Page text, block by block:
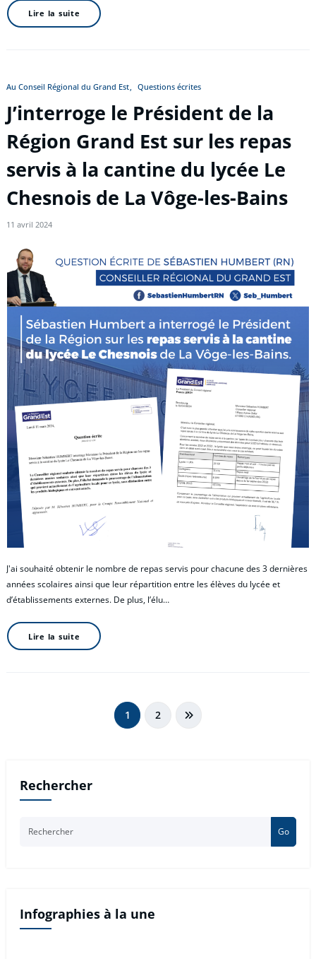
Lire la suite
Au Conseil Régional du Grand Est Questions écrites
J’interroge le Président de la
Région Grand Est sur les repas
servis à la cantine du lycée Le
Chesnois de La Vôge-les-Bains
11 avril 2024
J'ai souhaité obtenir le nombre de repas servis pour chacune des 3 dernières
années scolaires ainsi que leur répartition entre les élèves du lycée et
d’établissements externes. De plus, l’élu…
Lire la suite
1 2
Rechercher
Go
Infographies à la une